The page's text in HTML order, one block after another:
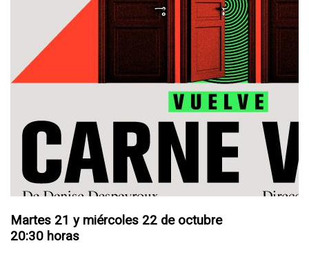
Martes 21 y miércoles 22 de octubre
20:30 horas